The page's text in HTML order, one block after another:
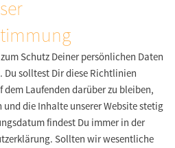
Schutz Deiner persönlichen Daten
solltest Dir diese Richtlinien
Laufenden darüber zu bleiben,
die Inhalte unserer Website stetig
findest Du immer in der
Sollten wir wesentliche